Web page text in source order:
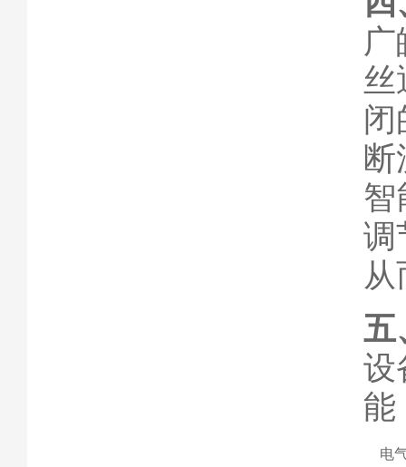
丝
闭
智
调
五
设
能
电